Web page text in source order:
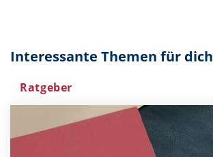
Interessante Themen für dich
Ratgeber